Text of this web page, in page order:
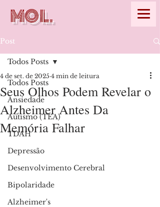
MOL.
Post
Todos Posts
Ansiedade
Autismo (TEA)
TDAH
Depressão
Desenvolvimento Cerebral
Bipolaridade
Alzheimer's
Todos Posts
Seus Olhos Podem Revelar o
Alzheimer Antes Da
Memória Falhar
4 de set. de 2025 4 min de leitura